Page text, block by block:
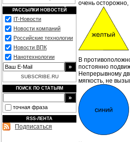
РАССЫЛКИ НОВОСТЕЙ
IT-Новости
Новости компаний
Российские технологии
Новости ВПК
Нанотехнологии
SUBSCRIBE.RU
ПОИСК ПО СТАТЬЯМ
точная фраза
RSS-ЛЕНТА
Подписаться
очень
В
постоянно
Непрерывному
мягкость, не